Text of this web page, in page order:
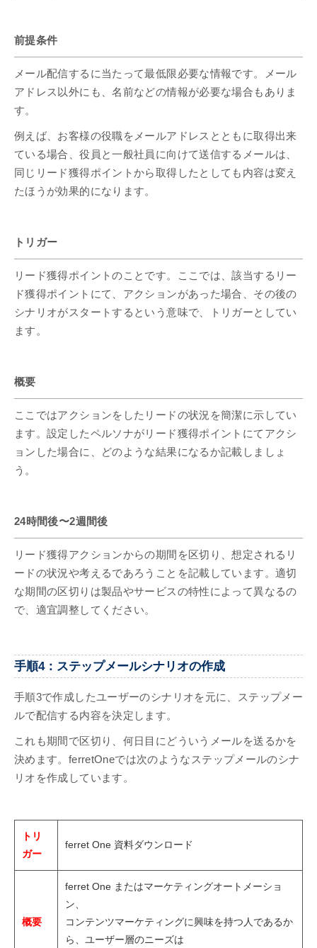
前提条件
メール配信するに当たって最低限必要な情報です。メール
アドレス以外にも、名前などの情報が必要な場合もありま
す。
例えば、お客様の役職をメールアドレスとともに取得出来
ている場合、役員と一般社員に向けて送信するメールは、
同じリード獲得ポイントから取得したとしても内容は変え
たほうが効果的になります。
トリガー
リード獲得ポイントのことです。ここでは、該当するリー
ド獲得ポイントにて、アクションがあった場合、その後の
シナリオがスタートするという意味で、トリガーとしてい
ます。
概要
ここではアクションをしたリードの状況を簡潔に示してい
ます。設定したペルソナがリード獲得ポイントにてアクシ
ョンした場合に、どのような結果になるか記載しましょ
う。
24時間後〜2週間後
リード獲得アクションからの期間を区切り、想定されるリ
ードの状況や考えるであろうことを記載しています。適切
な期間の区切りは製品やサービスの特性によって異なるの
で、適宜調整してください。
手順4：ステップメールシナリオの作成
手順3で作成したユーザーのシナリオを元に、ステップメー
ルで配信する内容を決定します。
これも期間で区切り、何日目にどういうメールを送るかを
決めます。ferretOneでは次のようなステップメールのシナ
リオを作成しています。
トリ
ガー
ferret One 資料ダウンロード
概要
ferret One またはマーケティングオートメーショ
ン、
コンテンツマーケティングに興味を持つ人であるか
ら、ユーザー層のニーズは